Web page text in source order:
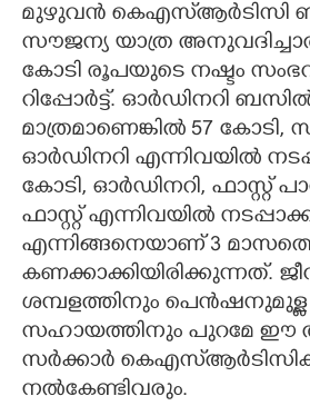
മുഴുവൻ കെഎസ്ആർടിസി
സൗജന്യ യാത്ര അനുവദിച്ചാൽ
കോടി രൂപയുടെ നഷ്ടം
റിപ്പോർട്ട്. ഓർഡിനറി
മാത്രമാണെങ്കിൽ 57 കോടി,
ഓർഡിനറി എന്നിവയിൽ
കോടി, ഓർഡിനറി, ഫാസ്റ്റ്
ഫാസ്റ്റ് എന്നിവയിൽ
എന്നിങ്ങനെയാണ് 3
കണക്കാക്കിയിരിക്കുന്നത്.
ശമ്പളത്തിനും പെൻഷനുമുള്ള
സഹായത്തിനും പുറമേ ഈ
സർക്കാർ
നൽകേണ്ടിവരും.